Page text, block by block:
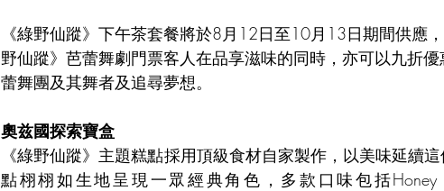
《綠野仙蹤》下午茶套餐將於8月12日至10月13日期間供應
野仙蹤》芭蕾舞劇門票客人在品享滋味的同時，亦可以九折
蕾舞團及其舞者及追尋夢想。
奧兹國探索寶盒
《綠野仙蹤》主題糕點採用頂級食材自家製作，以美味延續
點栩栩如生地呈現一眾經典角色，多款口味包括Honey